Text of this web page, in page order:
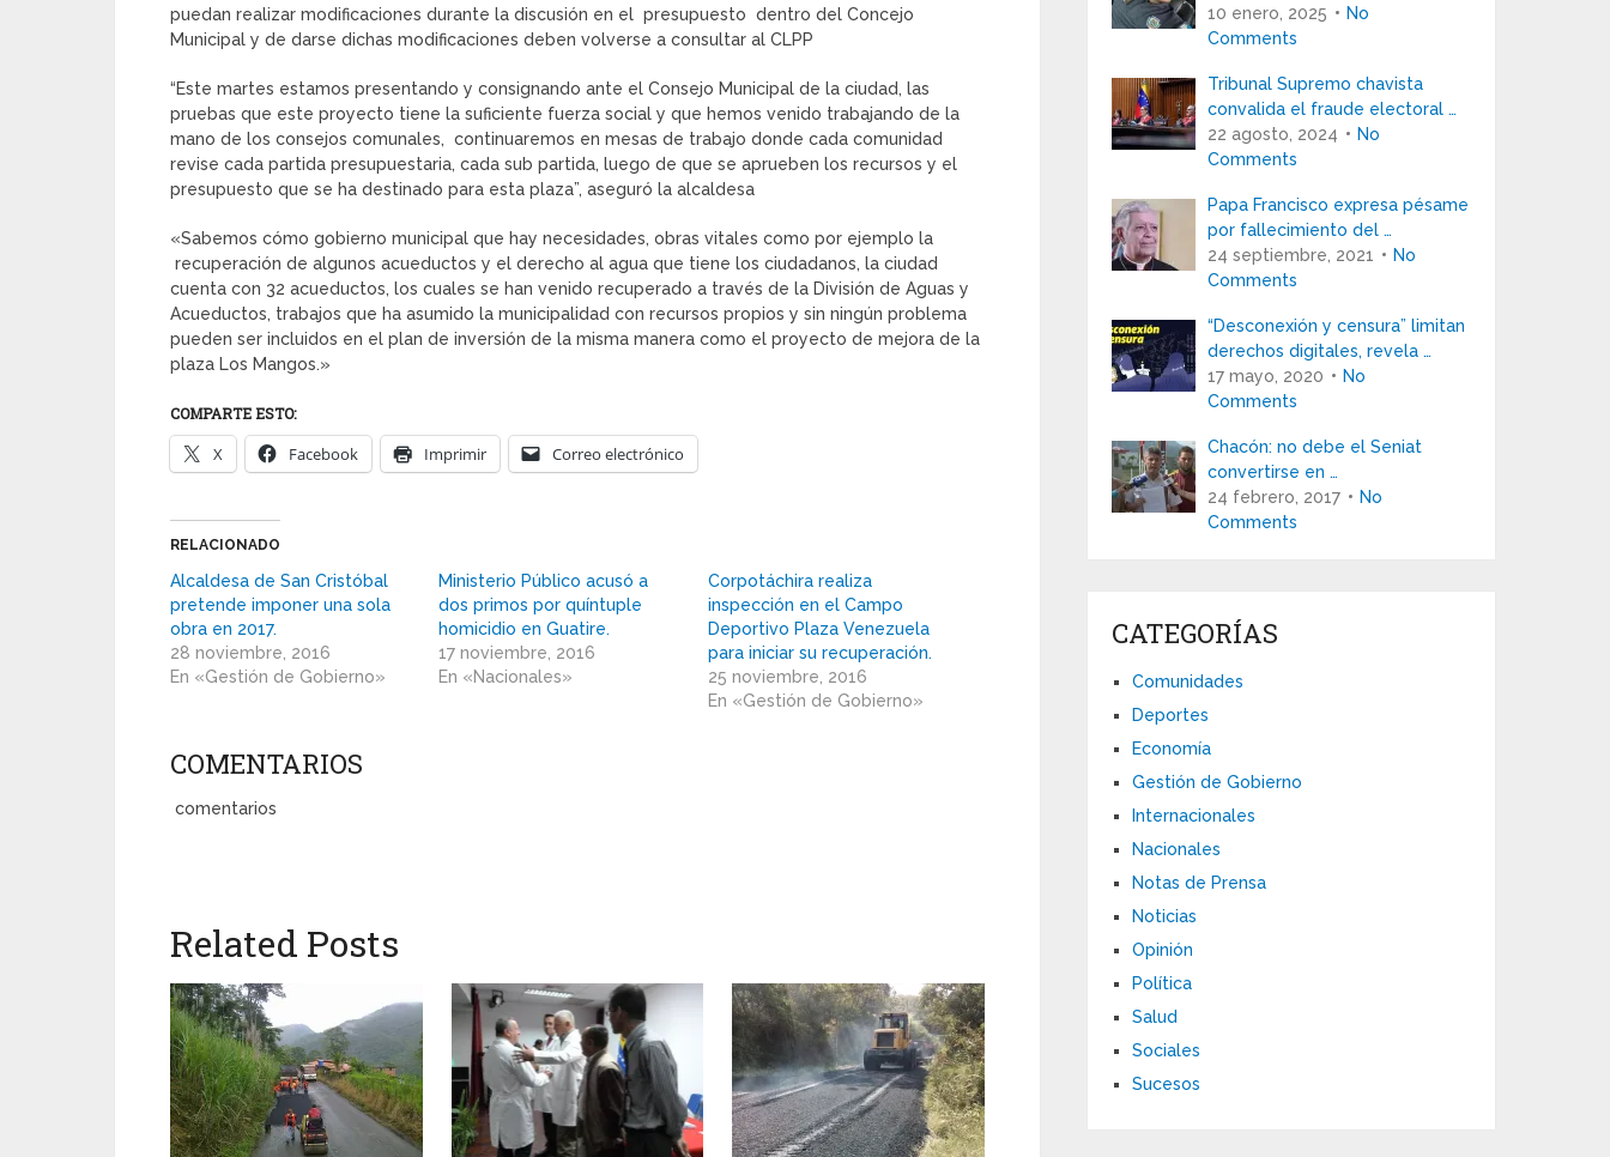
puedan realizar modificaciones durante la discusión en el presupuesto dentro del Concejo
Municipal y de darse dichas modificaciones deben volverse a consultar al CLPP
“Este martes estamos presentando y consignando ante el Consejo Municipal de la ciudad, las
pruebas que este proyecto tiene la suficiente fuerza social y que hemos venido trabajando de la
mano de los consejos comunales, continuaremos en mesas de trabajo donde cada comunidad
revise cada partida presupuestaria, cada sub partida, luego de que se aprueben los recursos y el
presupuesto que se ha destinado para esta plaza”, aseguró la alcaldesa
«Sabemos cómo gobierno municipal que hay necesidades, obras vitales como por ejemplo la
recuperación de algunos acueductos y el derecho al agua que tiene los ciudadanos, la ciudad
cuenta con 32 acueductos, los cuales se han venido recuperado a través de la División de Aguas y
Acueductos, trabajos que ha asumido la municipalidad con recursos propios y sin ningún problema
pueden ser incluidos en el plan de inversión de la misma manera como el proyecto de mejora de la
plaza Los Mangos.»
COMPARTE ESTO:
X Facebook Imprimir Correo electrónico
RELACIONADO
Alcaldesa de San Cristóbal
pretende imponer una sola
obra en 2017.
28 noviembre, 2016
En «Gestión de Gobierno»
Ministerio Público acusó a
dos primos por quíntuple
homicidio en Guatire.
17 noviembre, 2016
En «Nacionales»
Corpotáchira realiza
inspección en el Campo
Deportivo Plaza Venezuela
para iniciar su recuperación.
25 noviembre, 2016
En «Gestión de Gobierno»
COMENTARIOS
comentarios
Related Posts
10 enero, 2025
No
Comments
Tribunal Supremo chavista
convalida el fraude electoral …
22 agosto, 2024
No
Comments
Papa Francisco expresa pésame
por fallecimiento del …
24 septiembre, 2021
No
Comments
“Desconexión y censura” limitan
derechos digitales, revela …
17 mayo, 2020
No
Comments
Chacón: no debe el Seniat
convertirse en …
24 febrero, 2017
No
Comments
CATEGORÍAS
Comunidades
Deportes
Economía
Gestión de Gobierno
Internacionales
Nacionales
Notas de Prensa
Noticias
Opinión
Política
Salud
Sociales
Sucesos